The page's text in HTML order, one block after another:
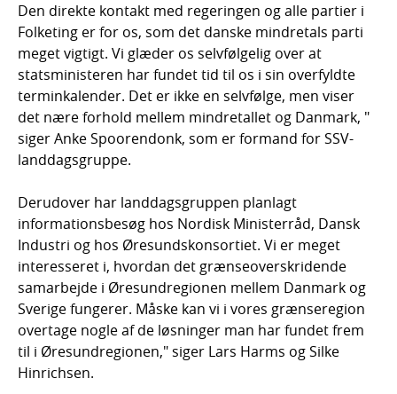
Den direkte kontakt med regeringen og alle partier i
Folketing er for os, som det danske mindretals parti
meget vigtigt. Vi glæder os selvfølgelig over at
statsministeren har fundet tid til os i sin overfyldte
terminkalender. Det er ikke en selvfølge, men viser
det nære forhold mellem mindretallet og Danmark, "
siger Anke Spoorendonk, som er formand for SSV-
landdagsgruppe.
Derudover har landdagsgruppen planlagt
informationsbesøg hos Nordisk Ministerråd, Dansk
Industri og hos Øresundskonsortiet. Vi er meget
interesseret i, hvordan det grænseoverskridende
samarbejde i Øresundregionen mellem Danmark og
Sverige fungerer. Måske kan vi i vores grænseregion
overtage nogle af de løsninger man har fundet frem
til i Øresundregionen," siger Lars Harms og Silke
Hinrichsen.